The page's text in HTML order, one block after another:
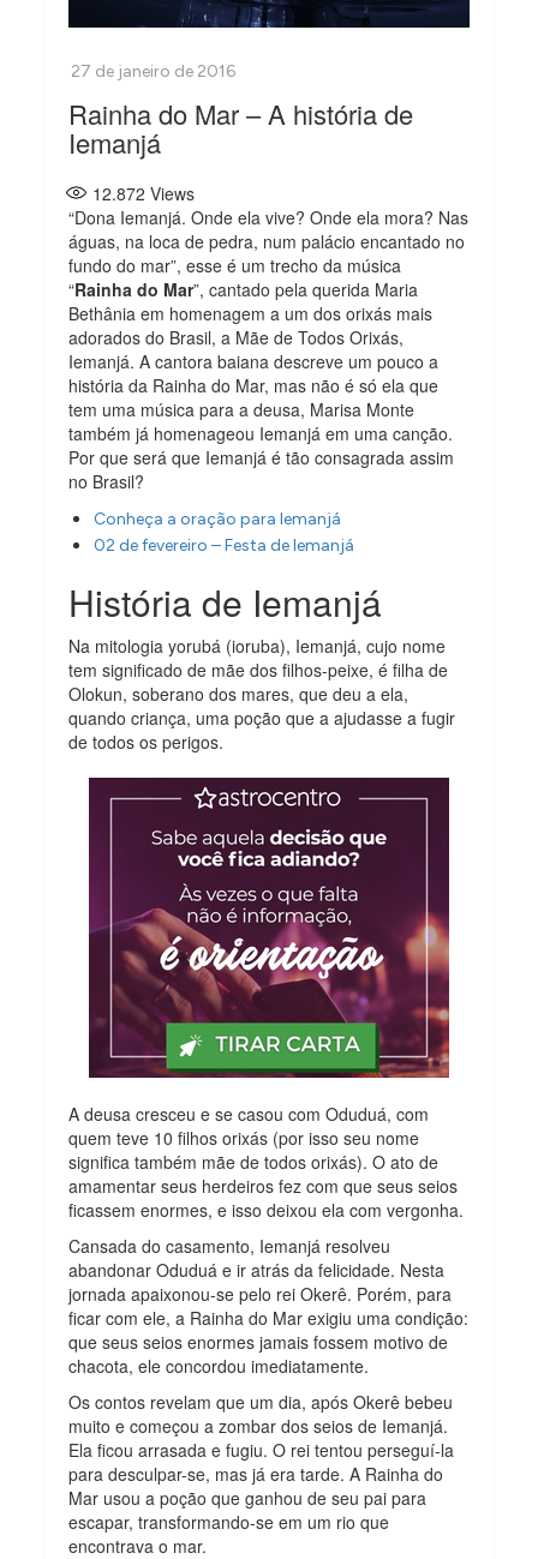
Rainha do Mar – A história de
Iemanjá
12.872 Views
“Dona Iemanjá. Onde ela vive? Onde ela mora? Nas
águas, na loca de pedra, num palácio encantado no
fundo do mar”, esse é um trecho da música
“Rainha do Mar”, cantado pela querida Maria
Bethânia em homenagem a um dos orixás mais
adorados do Brasil, a Mãe de Todos Orixás,
Iemanjá. A cantora baiana descreve um pouco a
história da Rainha do Mar, mas não é só ela que
tem uma música para a deusa, Marisa Monte
também já homenageou Iemanjá em uma canção.
Por que será que Iemanjá é tão consagrada assim
no Brasil?
Conheça a oração para Iemanjá
02 de fevereiro – Festa de Iemanjá
História de Iemanjá
Na mitologia yorubá (ioruba), Iemanjá, cujo nome
tem significado de mãe dos filhos-peixe, é filha de
Olokun, soberano dos mares, que deu a ela,
quando criança, uma poção que a ajudasse a fugir
de todos os perigos.
A deusa cresceu e se casou com Oduduá, com
quem teve 10 filhos orixás (por isso seu nome
significa também mãe de todos orixás). O ato de
amamentar seus herdeiros fez com que seus seios
ficassem enormes, e isso deixou ela com vergonha.
Cansada do casamento, Iemanjá resolveu
abandonar Oduduá e ir atrás da felicidade. Nesta
jornada apaixonou-se pelo rei Okerê. Porém, para
ficar com ele, a Rainha do Mar exigiu uma condição:
que seus seios enormes jamais fossem motivo de
chacota, ele concordou imediatamente.
Os contos revelam que um dia, após Okerê bebeu
muito e começou a zombar dos seios de Iemanjá.
Ela ficou arrasada e fugiu. O rei tentou perseguí-la
para desculpar-se, mas já era tarde. A Rainha do
Mar usou a poção que ganhou de seu pai para
escapar, transformando-se em um rio que
encontrava o mar.